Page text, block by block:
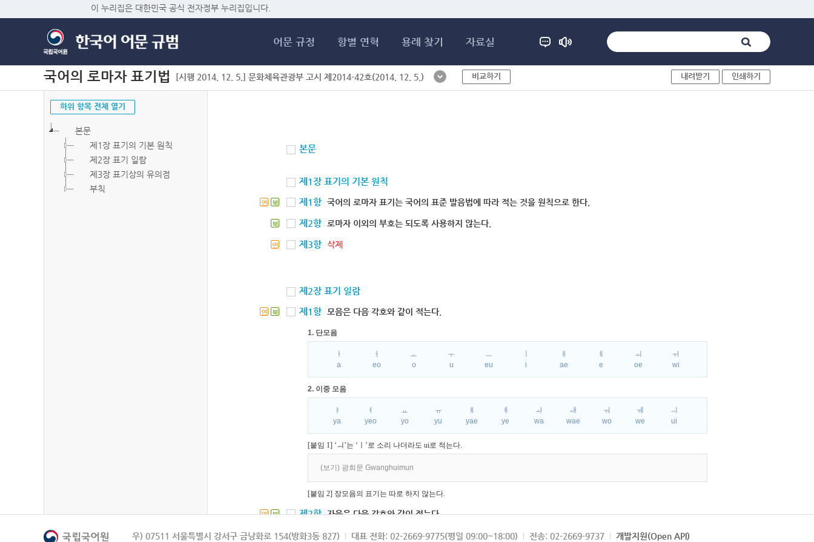
이 누리집은 대한민국 공식 전자정부 누리집입니다.
어문 규정 항별 연혁 용례 찾기 자료실
국어의 로마자 표기법 [시행 2014. 12. 5.] 문화체육관광부 고시 제2014-42호(2014. 12. 5.) 비교하기 내려받기 인쇄하기
하위 항목 전체 열기
본문
제1장 표기의 기본 원칙
제2장 표기 일람
제3장 표기상의 유의점
부칙
본문
제1장 표기의 기본 원칙
연 북 제1항 국어의 로마자 표기는 국어의 표준 발음법에 따라 적는 것을 원칙으로 한다.
북 제2항 로마자 이외의 부호는 되도록 사용하지 않는다.
연 제3항 삭제
제2장 표기 일람
연 북 제1항 모음은 다음 각호와 같이 적는다.
1. 단모음
ㅏ
a
ㅓ
eo
ㅗ
o
ㅜ
u
ㅡ
eu
i
ㅐ
ae
ㅔ
e
ㅚ
oe
ㅟ
wi
2. 이중 모음
ㅑ
ya
ㅕ
yeo
ㅛ
yo
ㅠ
yu
ㅒ
yae
ㅖ
ye
ㅘ
wa
ㅙ
wae
ㅝ
wo
ㅞ
we
ㅢ
ui
[붙임 1] ‘ㅢ’는 ‘ㅣ’로 소리 나더라도 ui로 적는다.
(보기) 광희문 Gwanghuimun
[붙임 2] 장모음의 표기는 따로 하지 않는다.
연 북 제2항 자음은 다음 각호와 같이 적는다.
1. 파열음
우) 07511 서울특별시 강서구 금낭화로 154(방화3동 827) 대표 전화: 02-2669-9775(평일 09:00~18:00) 전송: 02-2669-9737 개발지원(Open API)